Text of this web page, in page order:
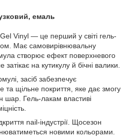
емаль
Vinyl — це перший у світі гель-
Має самовирівнювальну
створює ефект поверхневого
затікає на кутикулу й бічні валики.
засіб забезпечує
та щільне покриття, яке дає змогу
шар. Гель-лакам властиві
nail-індустрії. Щосезон
новими кольорами.